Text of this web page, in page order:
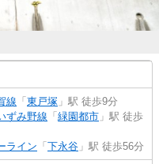
線 「 東戸塚 」駅 徒歩9分
ずみ野線 「 緑園都市 」駅 徒歩
ライン 「 下永谷 」駅 徒歩56分